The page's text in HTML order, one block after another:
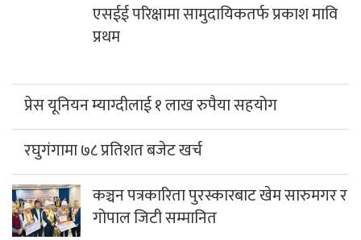
एसईई परिक्षामा सामुदायिकतर्फ प्रकाश मावि
प्रथम
प्रेस यूनियन म्याग्दीलाई १ लाख रुपैया सहयोग
रघुगंगामा ७८ प्रतिशत बजेट खर्च
कञ्चन पत्रकारिता पुरस्कारबाट खेम सारुमगर र
गोपाल जिटी सम्मानित